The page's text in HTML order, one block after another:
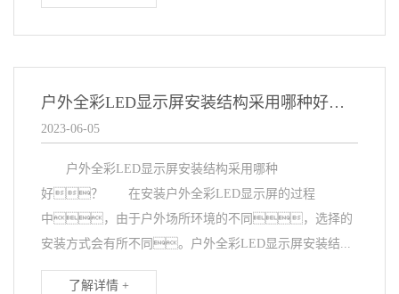
户外全彩LED显示屏安装结构采用哪种好？
2023-06-05
户外全彩LED显示屏安装结构采用哪种
好？ 在安装户外全彩LED显示屏的过程
中，由于户外场所环境的不同，选择的
安装方式会有所不同。户外全彩LED显示屏安装结...
了解详情 +